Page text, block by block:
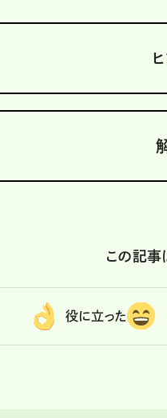
この記事
役に立った